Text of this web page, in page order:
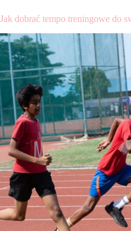
Jak dobrać tempo treningowe do